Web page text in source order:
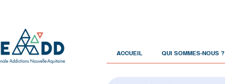
ACCUEIL QUI SOMMES-NOUS ?